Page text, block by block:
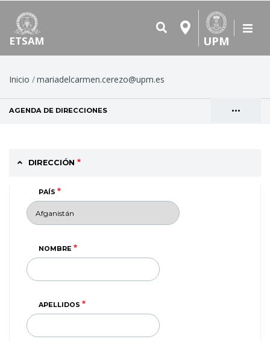
ETSAM UPM
Ruta
de
navegación
Inicio mariadelcarmen.cerezo@upm.es
•••
AGENDA DE DIRECCIONES
DIRECCIÓN
PAÍS
NOMBRE
APELLIDOS